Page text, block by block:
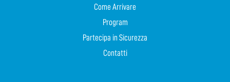
Come Arrivare
Program
Partecipa in Sicurezza
Contatti